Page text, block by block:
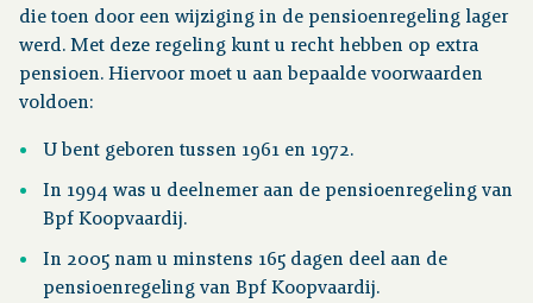
die toen door een wijziging in de pensioenregeling lager
werd. Met deze regeling kunt u recht hebben op extra
pensioen. Hiervoor moet u aan bepaalde voorwaarden
voldoen:
U bent geboren tussen 1961 en 1972.
In 1994 was u deelnemer aan de pensioenregeling van
Bpf Koopvaardij.
In 2005 nam u minstens 165 dagen deel aan de
pensioenregeling van Bpf Koopvaardij.